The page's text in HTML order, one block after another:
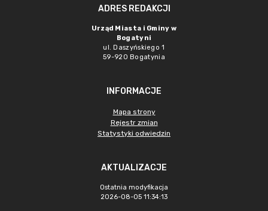
ADRES REDAKCJI
Urząd Miasta i Gminy w
Bogatyni
ul. Daszyńskiego 1
59-920 Bogatynia
INFORMACJE
Mapa strony
Rejestr zmian
Statystyki odwiedzin
AKTUALIZACJE
Ostatnia modyfikacja
2026-08-05 11:34:13